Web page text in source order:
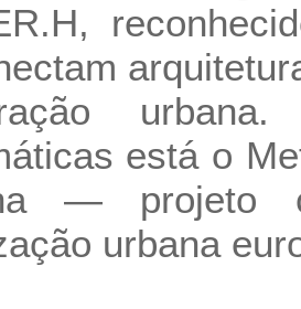
está o
— projeto
urbana